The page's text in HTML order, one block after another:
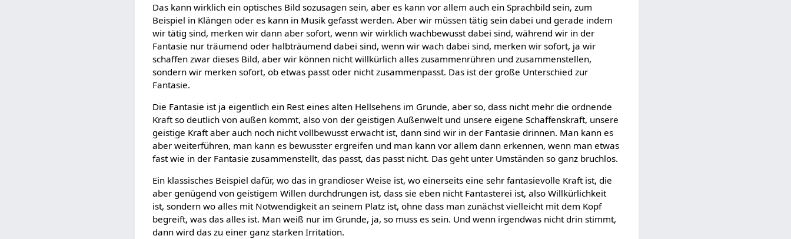
Das kann wirklich ein optisches Bild sozusagen sein, aber es kann vor allem auch ein Sprachbild sein, zum
Beispiel in Klängen oder es kann in Musik gefasst werden. Aber wir müssen tätig sein dabei und gerade indem
wir tätig sind, merken wir dann aber sofort, wenn wir wirklich wachbewusst dabei sind, während wir in der
Fantasie nur träumend oder halbträumend dabei sind, wenn wir wach dabei sind, merken wir sofort, ja wir
schaffen zwar dieses Bild, aber wir können nicht willkürlich alles zusammenrühren und zusammenstellen,
sondern wir merken sofort, ob etwas passt oder nicht zusammenpasst. Das ist der große Unterschied zur
Fantasie.
Die Fantasie ist ja eigentlich ein Rest eines alten Hellsehens im Grunde, aber so, dass nicht mehr die ordnende
Kraft so deutlich von außen kommt, also von der geistigen Außenwelt und unsere eigene Schaffenskraft, unsere
geistige Kraft aber auch noch nicht vollbewusst erwacht ist, dann sind wir in der Fantasie drinnen. Man kann es
aber weiterführen, man kann es bewusster ergreifen und man kann vor allem dann erkennen, wenn man etwas
fast wie in der Fantasie zusammenstellt, das passt, das passt nicht. Das geht unter Umständen so ganz bruchlos.
Ein klassisches Beispiel dafür, wo das in grandioser Weise ist, wo einerseits eine sehr fantasievolle Kraft ist, die
aber genügend von geistigem Willen durchdrungen ist, dass sie eben nicht Fantasterei ist, also Willkürlichkeit
ist, sondern wo alles mit Notwendigkeit an seinem Platz ist, ohne dass man zunächst vielleicht mit dem Kopf
begreift, was das alles ist. Man weiß nur im Grunde, ja, so muss es sein. Und wenn irgendwas nicht drin stimmt,
dann wird das zu einer ganz starken Irritation.